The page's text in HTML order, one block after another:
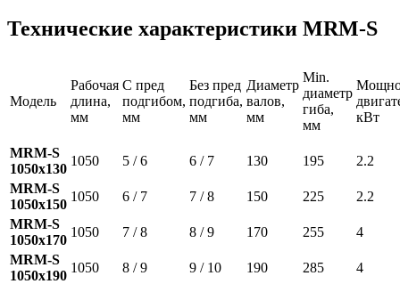
Технические характеристики MRM-S
Модель
Рабочая
длина,
мм
С пред
подгибом,
мм
Без пред
подгиба,
мм
Диаметр
валов,
мм
Min.
диаметр
гиба,
мм
кВт
MRM-S
1050x130
1050 5 / 6 6 / 7 130 195
2.2
MRM-S
1050x150
1050 6 / 7 7 / 8 150 225
2.2
MRM-S
1050x170
1050 7 / 8 8 / 9 170 255
4
MRM-S
1050x190
1050 8 / 9 9 / 10 190 285
4